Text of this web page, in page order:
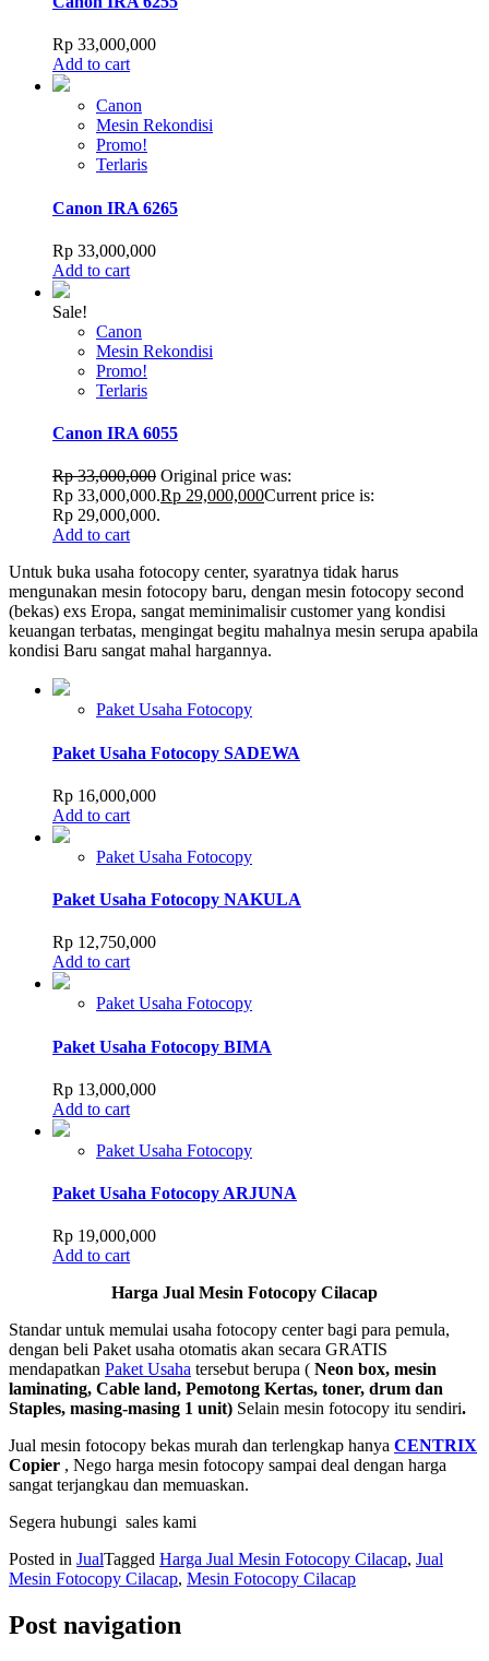
Rp 33,000,000
Add to cart
Canon
Mesin Rekondisi
Promo!
Terlaris
Canon IRA 6265
Rp 33,000,000
Add to cart
Sale!
Canon
Mesin Rekondisi
Promo!
Terlaris
Canon IRA 6055
Rp33,000,000 Original price was:
Rp 33,000,000.Rp 29,000,000Current price is:
Rp 29,000,000.
Add to cart
Untuk buka usaha fotocopy center, syaratnya tidak harus
mengunakan mesin fotocopy baru, dengan mesin fotocopy second
(bekas) exs Eropa, sangat meminimalisir customer yang kondisi
keuangan terbatas, mengingat begitu mahalnya mesin serupa apabila
kondisi Baru sangat mahal hargannya.
Paket Usaha Fotocopy
Paket Usaha Fotocopy SADEWA
Rp 16,000,000
Add to cart
Paket Usaha Fotocopy
Paket Usaha Fotocopy NAKULA
Rp 12,750,000
Add to cart
Paket Usaha Fotocopy
Paket Usaha Fotocopy BIMA
Rp 13,000,000
Add to cart
Paket Usaha Fotocopy
Paket Usaha Fotocopy ARJUNA
Rp 19,000,000
Add to cart
Harga Jual Mesin Fotocopy Cilacap
Standar untuk memulai usaha fotocopy center bagi para pemula,
dengan beli Paket usaha otomatis akan secara GRATIS
mendapatkan Paket Usaha tersebut berupa ( Neon box, mesin
laminating, Cable land, Pemotong Kertas, toner, drum dan
Staples, masing-masing 1 unit) Selain mesin fotocopy itu sendiri.
Jual mesin fotocopy bekas murah dan terlengkap hanya CENTRIX
Copier , Nego harga mesin fotocopy sampai deal dengan harga
sangat terjangkau dan memuaskan.
Segera hubungi sales kami
Posted in JualTagged Harga Jual Mesin Fotocopy Cilacap, Jual
Mesin Fotocopy Cilacap, Mesin Fotocopy Cilacap
Post navigation